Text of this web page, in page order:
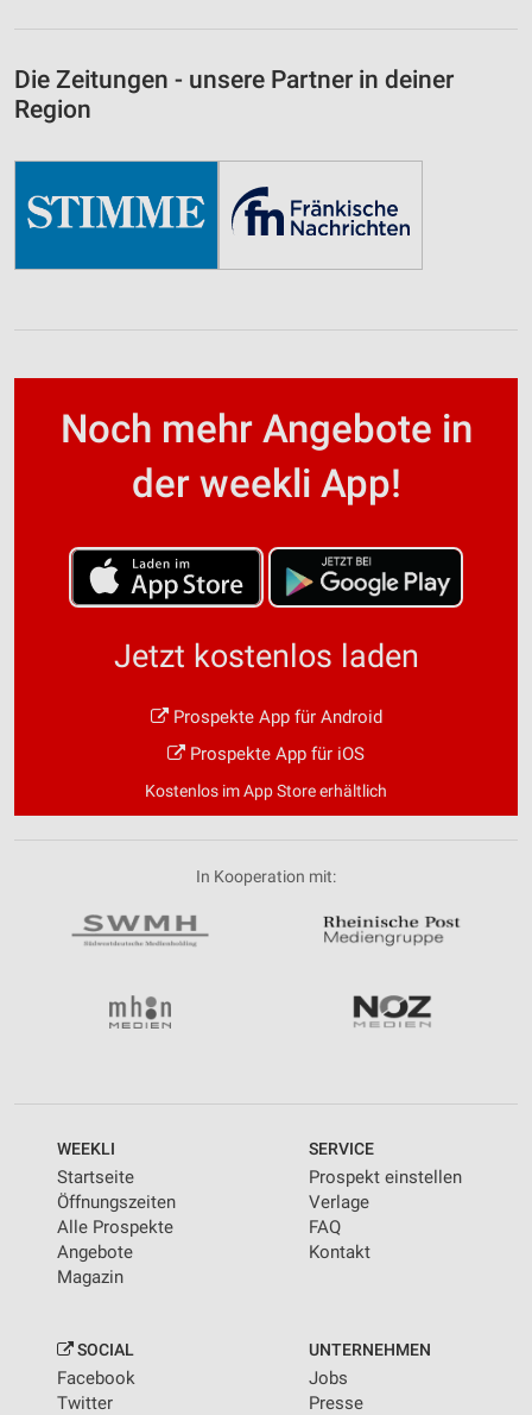
Die Zeitungen - unsere Partner in deiner
Region
Noch mehr Angebote in
der weekli App!
Jetzt kostenlos laden
Prospekte App für Android
Prospekte App für iOS
Kostenlos im App Store erhältlich
In Kooperation mit:
WEEKLI
Startseite
Öffnungszeiten
Alle Prospekte
Angebote
Magazin
SERVICE
Prospekt einstellen
Verlage
FAQ
Kontakt
SOCIAL
Facebook
Twitter
UNTERNEHMEN
Jobs
Presse